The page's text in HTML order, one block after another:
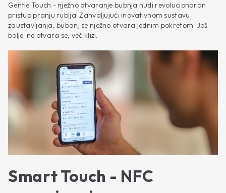
Gentle Touch - nježno otvaranje bubnja nudi revolucionaran
pristup pranju rublja! Zahvaljujući inovativnom sustavu
zaustavljanja, bubanj se nježno otvara jednim pokretom. Još
bolje: ne otvara se, već klizi.
Smart Touch - NFC